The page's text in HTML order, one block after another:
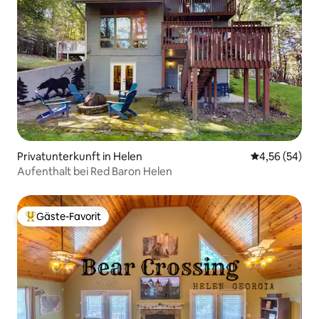
Privatunterkunft in Helen
4,56 (54)
Aufenthalt bei Red Baron Helen
Beliebter Gäste-Favorit.
Gäste-Favorit